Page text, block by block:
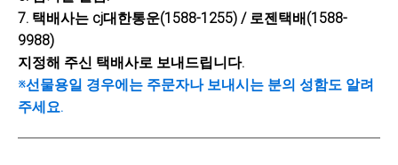
7. 택배사는 cj대한통운(1588-1255) / 로젠택배(1588-
9988)
지정해 주신 택배사로 보내드립니다.
※선물용일 경우에는 주문자나 보내시는 분의 성함도 알려
주세요.